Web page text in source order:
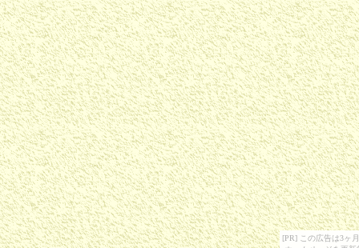
[PR] この広告は3ヶ